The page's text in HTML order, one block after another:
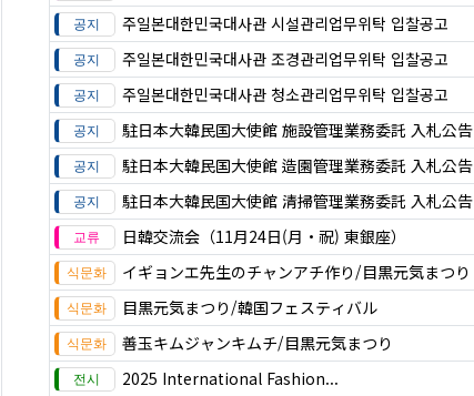
주일본대한민국대사관 시설관리업무위탁 입찰공고
주일본대한민국대사관 조경관리업무위탁 입찰공고
주일본대한민국대사관 청소관리업무위탁 입찰공고
駐日本大韓民国大使館 施設管理業務委託 入札公告
駐日本大韓民国大使館 造園管理業務委託 入札公告
駐日本大韓民国大使館 清掃管理業務委託 入札公告
日韓交流会（11月24日(月・祝) 東銀座）
イギョンエ先生のチャンアチ作り/目黒元気まつり
目黒元気まつり/韓国フェスティバル
善玉キムジャンキムチ/目黒元気まつり
2025 International Fashion...